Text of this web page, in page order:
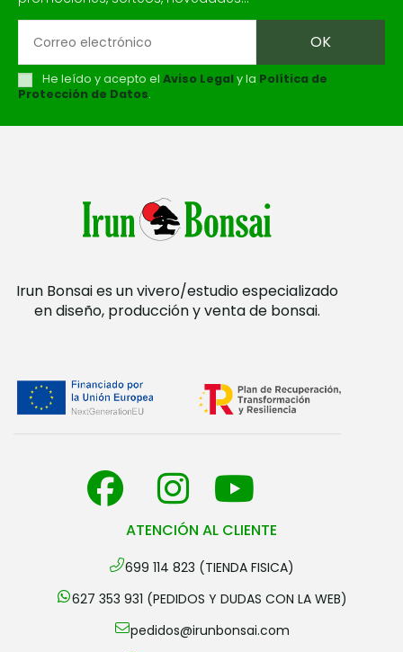
He leído y acepto el Aviso Legaly la Política de
Protección de Datos.
Irun Bonsai es un vivero/estudio especializado
en diseño, producción y venta de bonsai.
ATENCIÓN AL CLIENTE
699 114 823 (TIENDA FISICA)
627 353 931 (PEDIDOS Y DUDAS CON LA WEB)
pedidos@irunbonsai.com